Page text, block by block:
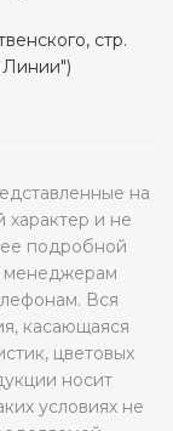
стр.
на
характер и не
подробной
менеджерам
Вся
касающаяся
цветовых
носит
условиях не